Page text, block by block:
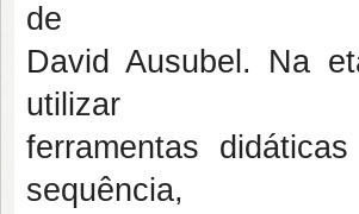
de
David Ausubel. Na
utilizar
ferramentas
sequência,